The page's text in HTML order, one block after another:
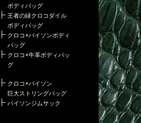
ボディバッグ
王者の緑クロコダイル
ボディバッグ
クロコ×パイソンボディ
バッグ
クロコ×牛革ボディバッ
グ
クロコ×パイソン
巨大ストリングバッグ
パイソンジムサック